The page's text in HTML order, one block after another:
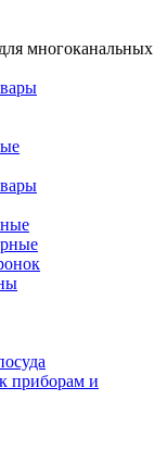
многоканальных
приборам и